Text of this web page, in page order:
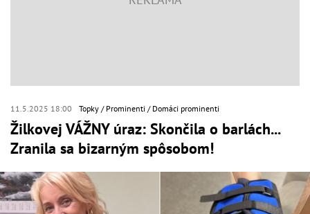
11.5.2025 18:00 Topky Prominenti Domáci prominenti
Žilkovej VÁŽNY úraz: Skončila o barlách...
Zranila sa bizarným spôsobom!